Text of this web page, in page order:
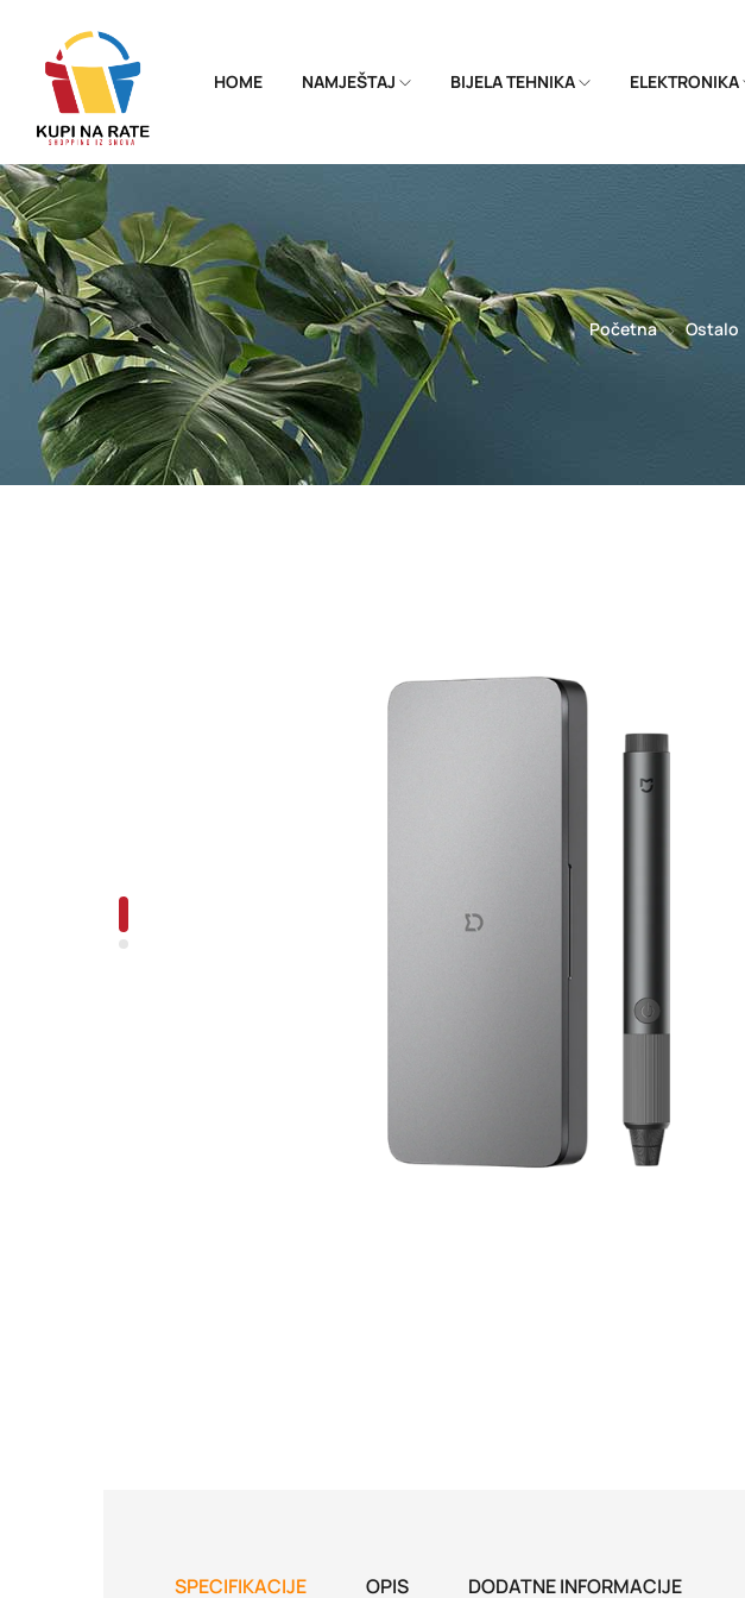
HOME NAMJEŠTAJ BIJELA TEHNIKA ELEKTRONIKA
Početna Ostalo
SPECIFIKACIJE OPIS DODATNE INFORMACIJE